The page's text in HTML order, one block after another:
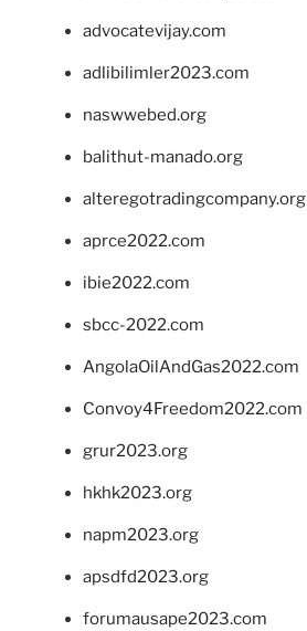
advocatevijay.com
adlibilimler2023.com
naswwebed.org
balithut-manado.org
alteregotradingcompany.org
aprce2022.com
ibie2022.com
sbcc-2022.com
AngolaOilAndGas2022.com
Convoy4Freedom2022.com
grur2023.org
hkhk2023.org
napm2023.org
apsdfd2023.org
forumausape2023.com